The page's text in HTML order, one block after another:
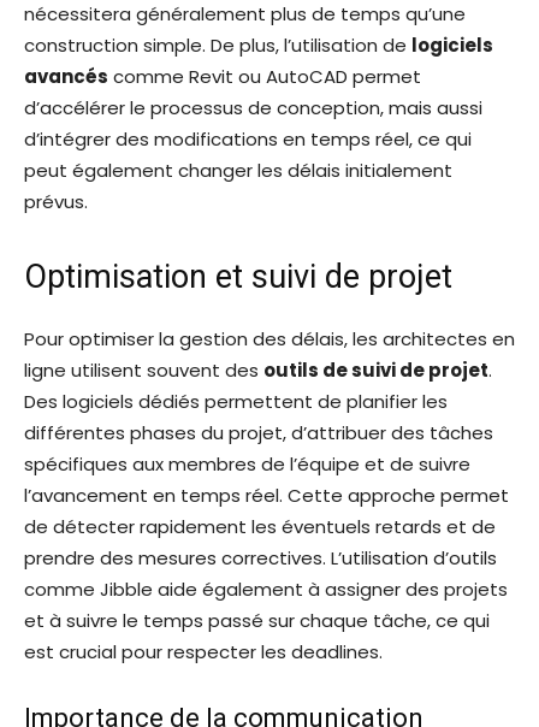
nécessitera généralement plus de temps qu’une
construction simple. De plus, l’utilisation de logiciels
avancés comme Revit ou AutoCAD permet
d’accélérer le processus de conception, mais aussi
d’intégrer des modifications en temps réel, ce qui
peut également changer les délais initialement
prévus.
Optimisation et suivi de projet
Pour optimiser la gestion des délais, les architectes en
ligne utilisent souvent des outils de suivi de projet.
Des logiciels dédiés permettent de planifier les
différentes phases du projet, d’attribuer des tâches
spécifiques aux membres de l’équipe et de suivre
l’avancement en temps réel. Cette approche permet
de détecter rapidement les éventuels retards et de
prendre des mesures correctives. L’utilisation d’outils
comme Jibble aide également à assigner des projets
et à suivre le temps passé sur chaque tâche, ce qui
est crucial pour respecter les deadlines.
Importance de la communication